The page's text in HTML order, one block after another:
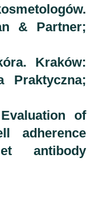
& Partner;
Kraków:
Praktyczna;
of
adherence
antibody